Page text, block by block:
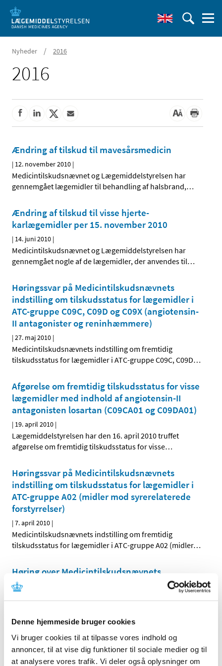
Denne hjemmeside bruger cookies
Vi bruger cookies til at tilpasse vores indhold og
annoncer, til at vise dig funktioner til sociale medier og til
at analysere vores trafik. Vi deler også oplysninger om
Nyheder / 2016
2016
Ændring af tilskud til mavesårsmedicin
| 12. november 2010 |
Medicintilskudsnævnet og Lægemiddelstyrelsen har
gennemgået lægemidler til behandling af halsbrand,…
Ændring af tilskud til visse hjerte-
karlægemidler per 15. november 2010
| 14. juni 2010 |
Medicintilskudsnævnet og Lægemiddelstyrelsen har
gennemgået nogle af de lægemidler, der anvendes til…
Høringssvar på Medicintilskudsnævnets
indstilling om tilskudsstatus for lægemidler i
ATC-gruppe C09C, C09D og C09X (angiotensin-
II antagonister og reninhæmmere)
|27. maj 2010 |
Medicintilskudsnævnets indstilling om fremtidig
tilskudsstatus for lægemidler i ATC-gruppe C09C, C09D…
Afgørelse om fremtidig tilskudsstatus for visse
lægemidler med indhold af angiotensin-II
antagonisten losartan (C09CA01 og C09DA01)
| 19. april 2010 |
Lægemiddelstyrelsen har den 16. april 2010 truffet
afgørelse om fremtidig tilskudsstatus for visse…
Høringssvar på Medicintilskudsnævnets
indstilling om tilskudsstatus for lægemidler i
ATC-gruppe A02 (midler mod syrerelaterede
forstyrrelser)
|7. april 2010 |
Medicintilskudsnævnets indstilling om fremtidig
tilskudsstatus for lægemidler i ATC-gruppe A02 (midler…
Høring over Medicintilskudsnævnets
indstilling til tilskudsstatus for lægemidler i
ATC-gruppe C09C, C09D og C09X (angiotensin-
|31. marts 2010|
Medicintilskudsnævnet har på Lægemiddelstyrelsens
foranledning revurderet tilskudsstatus for lægemidler i